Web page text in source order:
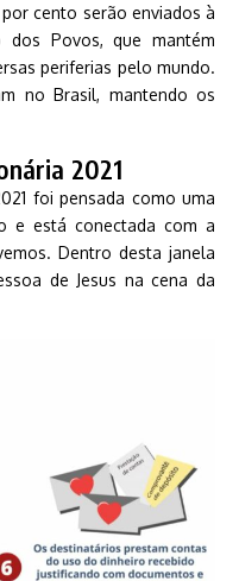
cento serão enviados à
dos Povos, que mantém
periferias pelo mundo.
no Brasil, mantendo os
2021
foi pensada como uma
e está conectada com a
Dentro desta janela
de Jesus na cena da